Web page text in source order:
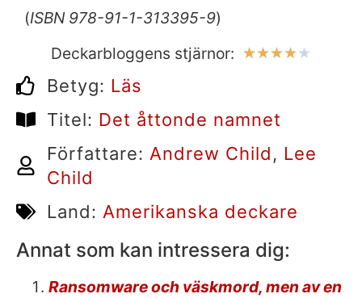
(ISBN 978-91-1-313395-9)
Deckarbloggens stjärnor: ★★★★★
Betyg: Läs
Titel: Det åttonde namnet
Författare: Andrew Child, Lee
Child
Land: Amerikanska deckare
Annat som kan intressera dig:
Ransomware och väskmord, men av en